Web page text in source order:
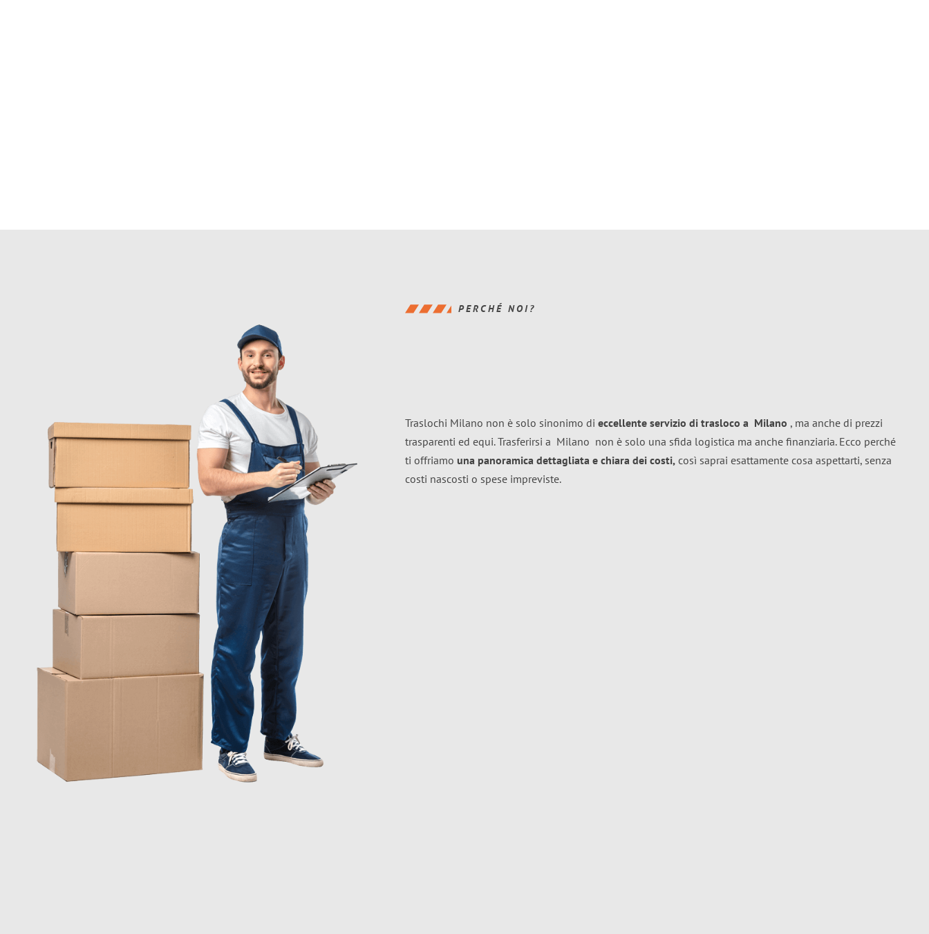
PERCHÉ NOI?
Traslochi Milano non è solo sinonimo di eccellente servizio di trasloco a Milano , ma anche di prezzi
trasparenti ed equi. Trasferirsi a Milano non è solo una sfida logistica ma anche finanziaria. Ecco perché
ti offriamo una panoramica dettagliata e chiara dei costi, così saprai esattamente cosa aspettarti, senza
costi nascosti o spese impreviste.